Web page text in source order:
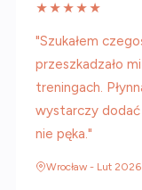
★★★★★
"Szukałem
przeszkadzało
treningach.
wystarczy
nie pęka."
Wrocław - Lut 2026